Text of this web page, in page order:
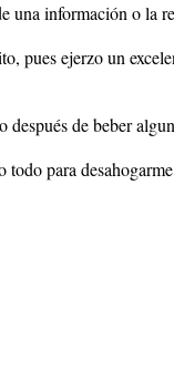
una información o la
pues ejerzo un
de beber
todo para